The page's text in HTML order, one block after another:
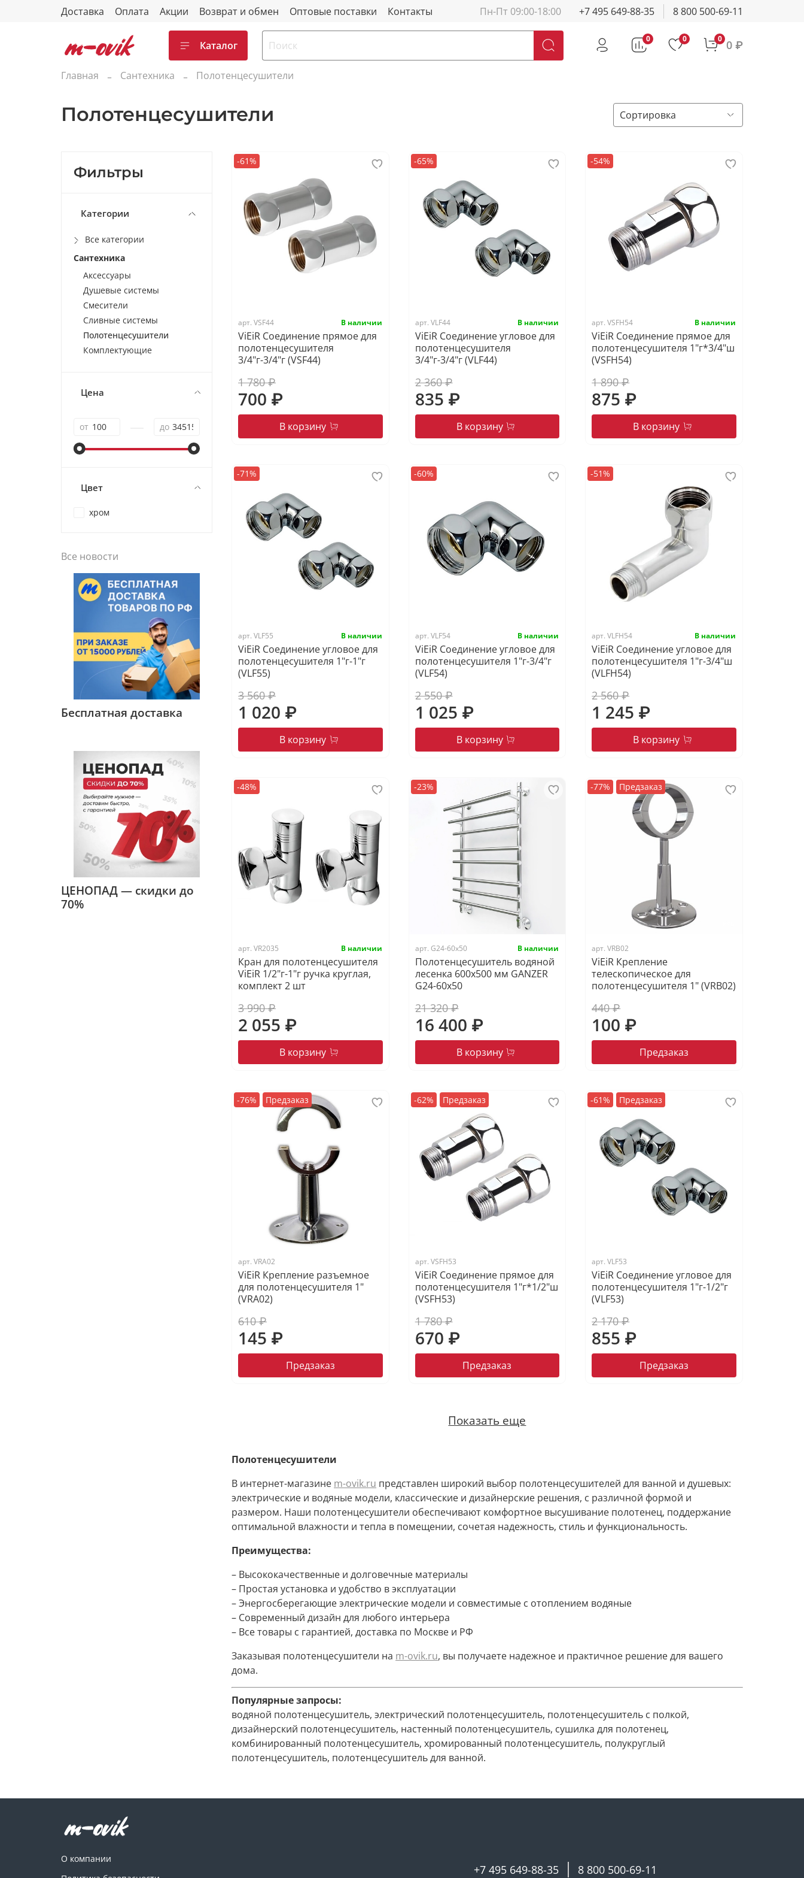
Доставка Оплата Акции Возврат и обмен Оптовые поставки Контакты Пн-Пт 09:00-18:00 +7 495 649-88-35 8 800 500-69-11
Каталог
0 0 0 0 ₽
Главная Сантехника Полотенцесушители
Полотенцесушители
-61%
арт.VSF44
ViEiR Соединение прямое для
полотенцесушителя
3/4"г-3/4"г (VSF44)
1 780 ₽
700 ₽
В корзину
-65%
арт. VLF44
ViEiR Соединение угловое для
полотенцесушителя
3/4"г-3/4"г (VLF44)
2 360 ₽
835 ₽
В корзину
-54%
арт.VSFH54
ViEiR Соединение прямое для
полотенцесушителя 1"г*3/4"ш
(VSFH54)
1 890 ₽
875 ₽
В корзину
-71%
арт.VLF55
ViEiR Соединение угловое для
полотенцесушителя 1"г-1"г
(VLF55)
3 560 ₽
1 020 ₽
В корзину
-60%
арт. VLF54
ViEiR Соединение угловое для
полотенцесушителя 1"г-3/4"г
(VLF54)
2 550 ₽
1 025 ₽
В корзину
-51%
арт.VLFH54
ViEiR Соединение угловое для
полотенцесушителя 1"г-3/4"ш
(VLFH54)
2 560 ₽
1 245 ₽
В корзину
-48%
арт.VR2035
Кран для полотенцесушителя
ViEiR 1/2"г-1"г ручка круглая,
комплект 2 шт
3 990 ₽
2 055 ₽
В корзину
-23%
арт. G24-60х50
Полотенцесушитель водяной
лесенка 600х500 мм GANZER
G24-60x50
21 320 ₽
16 400 ₽
В корзину
-77% Предзаказ
арт.VRB02
ViEiR Крепление
телескопическое для
полотенцесушителя 1" (VRB02)
440 ₽
100 ₽
Предзаказ
-76% Предзаказ
арт.VRA02
ViEiR Крепление разъемное
для полотенцесушителя 1"
(VRA02)
610 ₽
145 ₽
Предзаказ
-62% Предзаказ
арт. VSFH53
ViEiR Соединение прямое для
полотенцесушителя 1"г*1/2"ш
(VSFH53)
1 780 ₽
670 ₽
Предзаказ
-61% Предзаказ
арт.VLF53
ViEiR Соединение угловое для
полотенцесушителя 1"г-1/2"г
(VLF53)
2 170 ₽
855 ₽
Предзаказ
Показать еще
Полотенцесушители
В интернет-магазине m-ovik.ru представлен широкий выбор полотенцесушителей для ванной и душевых:
электрические и водяные модели, классические и дизайнерские решения, с различной формой и
размером. Наши полотенцесушители обеспечивают комфортное высушивание полотенец, поддержание
оптимальной влажности и тепла в помещении, сочетая надежность, стиль и функциональность.
Преимущества:
– Высококачественные и долговечные материалы
– Простая установка и удобство в эксплуатации
– Энергосберегающие электрические модели и совместимые с отоплением водяные
– Современный дизайн для любого интерьера
– Все товары с гарантией, доставка по Москве и РФ
Заказывая полотенцесушители на m-ovik.ru, вы получаете надежное и практичное решение для вашего
дома.
Популярные запросы:
водяной полотенцесушитель, электрический полотенцесушитель, полотенцесушитель с полкой,
дизайнерский полотенцесушитель, настенный полотенцесушитель, сушилка для полотенец,
комбинированный полотенцесушитель, хромированный полотенцесушитель, полукруглый
полотенцесушитель, полотенцесушитель для ванной.
Фильтры
Категории
Все категории
Сантехника
Аксессуары
Душевые системы
Смесители
Сливные системы
Полотенцесушители
Комплектующие
Цена
от до
Цвет
хром
Все новости
Бесплатная доставка
ЦЕНОПАД — скидки до
70%
О компании
+7 495 649-88-35 8 800 500-69-11